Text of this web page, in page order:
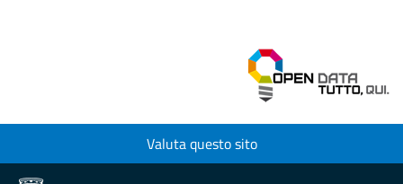
Valuta questo sito